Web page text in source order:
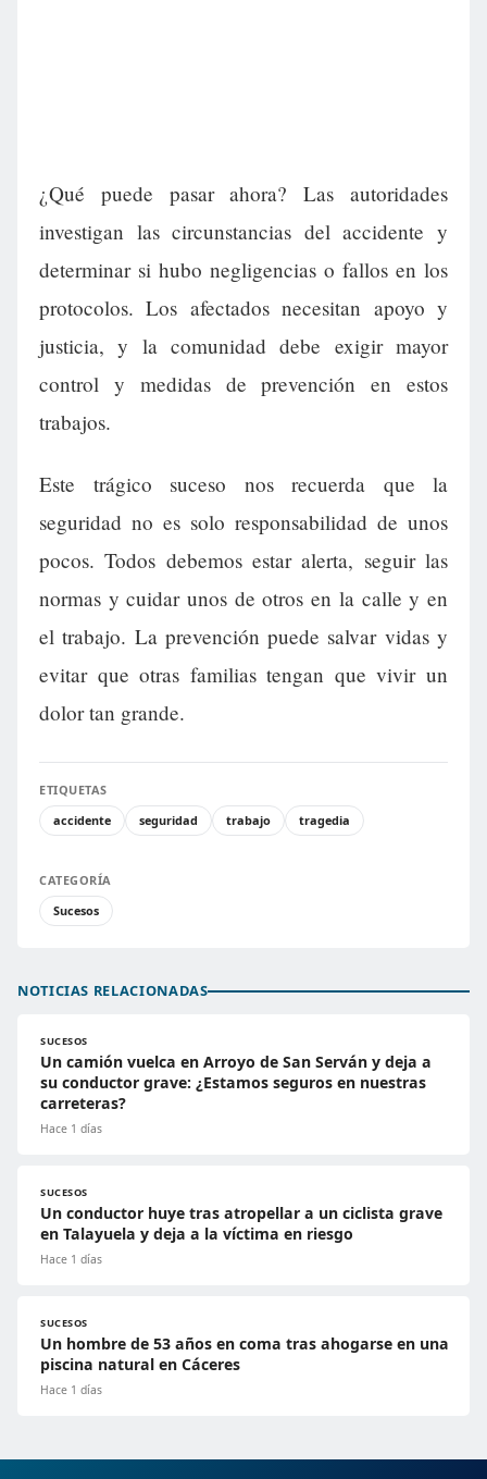
¿Qué puede pasar ahora? Las autoridades
investigan las circunstancias del accidente y
determinar si hubo negligencias o fallos en los
protocolos. Los afectados necesitan apoyo y
justicia, y la comunidad debe exigir mayor
control y medidas de prevención en estos
trabajos.
Este trágico suceso nos recuerda que la
seguridad no es solo responsabilidad de unos
pocos. Todos debemos estar alerta, seguir las
normas y cuidar unos de otros en la calle y en
el trabajo. La prevención puede salvar vidas y
evitar que otras familias tengan que vivir un
dolor tan grande.
ETIQUETAS
accidente
seguridad trabajo tragedia
CATEGORÍA
Sucesos
NOTICIAS RELACIONADAS
SUCESOS
Un camión vuelca en Arroyo de San Serván y deja a
su conductor grave: ¿Estamos seguros en nuestras
carreteras?
Hace 1 días
SUCESOS
Un conductor huye tras atropellar a un ciclista grave
en Talayuela y deja a la víctima en riesgo
Hace 1 días
SUCESOS
Un hombre de 53 años en coma tras ahogarse en una
piscina natural en Cáceres
Hace 1 días